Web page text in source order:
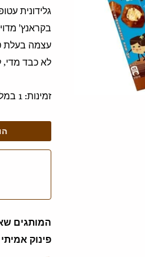
גלידונית
בקראנץ'
עצמה בעלת
לא כבד מדי,
זמינות: 1 במלאי
המותגים
פינוק